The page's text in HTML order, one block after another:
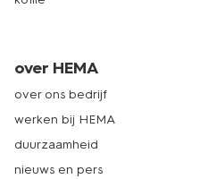
over HEMA
over ons bedrijf
werken bij HEMA
duurzaamheid
nieuws en pers